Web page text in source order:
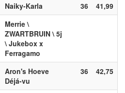
Naiky-Karla 36
41,99
Merrie \
ZWARTBRUIN \ 5j
\ Jukebox x
Ferragamo
Aron's Hoeve
Déjá-vu
36 42,75